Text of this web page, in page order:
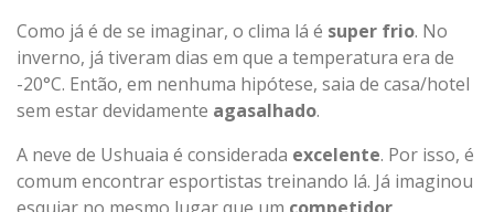
Como já é de se imaginar, o clima lá é super frio. No
inverno, já tiveram dias em que a temperatura era de
-20°C. Então, em nenhuma hipótese, saia de casa/hotel
sem estar devidamente agasalhado.
A neve de Ushuaia é considerada excelente. Por isso, é
comum encontrar esportistas treinando lá. Já imaginou